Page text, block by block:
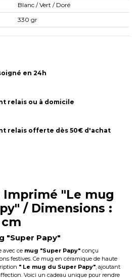
Blanc / Vert / Doré
330 gr
en 24h
relais ou à domicile
relais offerte dès 50€ d'achat
Imprimé "Le mug
/ Dimensions :
cm
"Super Papy"
avec ce mug "Super Papy" conçu
festives. Ce mug en céramique de haute
" Le mug du Super Papy" , ajoutant
Voici un cadeau unique pour rendre